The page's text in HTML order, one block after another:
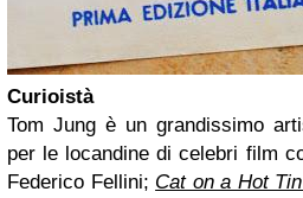
Curioistà
Tom Jung è un grandissimo
per le locandine di celebri film
Federico Fellini; Cat on a Hot